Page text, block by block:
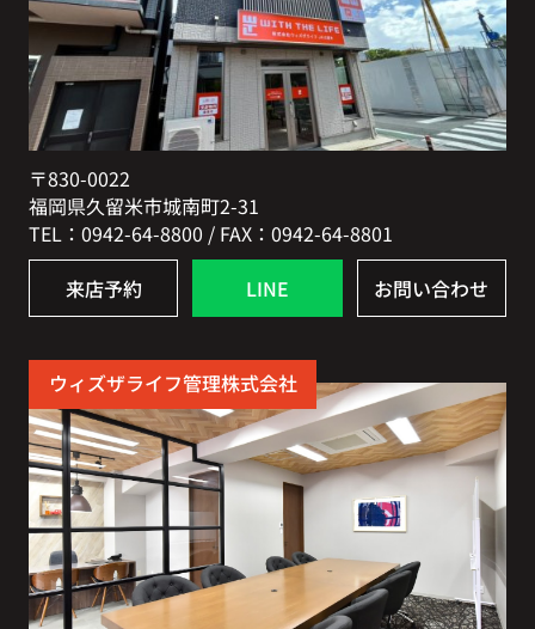
〒830-0022
福岡県久留米市城南町2-31
TEL：0942-64-8800 / FAX：0942-64-8801
来店予約 LINE お問い合わせ
ウィズザライフ管理株式会社